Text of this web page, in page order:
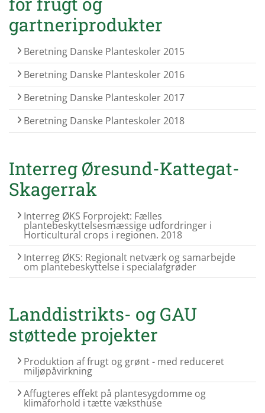
gartneriprodukter
Beretning Danske Planteskoler 2015
Beretning Danske Planteskoler 2016
Beretning Danske Planteskoler 2017
Beretning Danske Planteskoler 2018
Interreg Øresund-Kattegat-
Skagerrak
Interreg ØKS Forprojekt: Fælles
plantebeskyttelsesmæssige udfordringer i
Horticultural crops i regionen. 2018
Interreg ØKS: Regionalt netværk og samarbejde
om plantebeskyttelse i specialafgrøder
Landdistrikts- og GAU
støttede projekter
Produktion af frugt og grønt - med reduceret
miljøpåvirkning
Affugteres effekt på plantesygdomme og
klimaforhold i tætte væksthuse